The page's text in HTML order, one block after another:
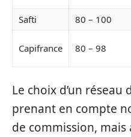
Safti
80 – 100
Capifrance 80 – 98
Le choix d’un
prenant en compte
de commission, mais